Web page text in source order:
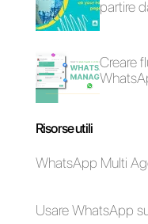
di tutte
Se